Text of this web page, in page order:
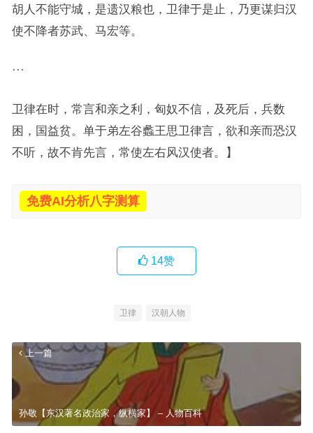
胡人不能守城，是遗汉粮也，卫律于是止，乃更谋归汉
使不降者苏武、马宏等。
···
卫律在时，常言和亲之利，匈奴不信，及死后，兵数
困，国益贫。单于弟左谷蠡王思卫律言，欲和亲而恐汉
不听，故不肯先言，常使左右风汉使者。】
免费AI分析八字测算
14赞
卫律 汉朝人物
上一篇
孙敬【东汉著名政治家，纵横家】 – 人物百科